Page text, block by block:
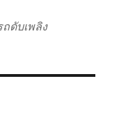
ดับเพลิง